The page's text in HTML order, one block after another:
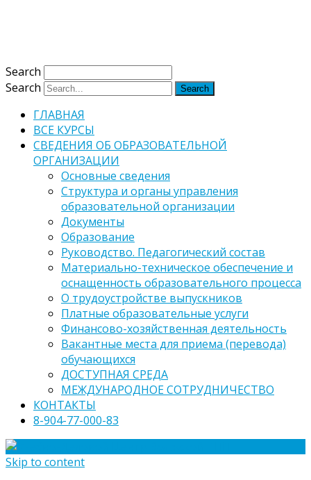
Search
Search
ГЛАВНАЯ
ВСЕ КУРСЫ
СВЕДЕНИЯ ОБ ОБРАЗОВАТЕЛЬНОЙ
ОРГАНИЗАЦИИ
Основные сведения
Структура и органы управления
образовательной организации
Документы
Образование
Руководство. Педагогический состав
Материально-техническое обеспечение и
оснащенность образовательного процесса
О трудоустройстве выпускников
Платные образовательные услуги
Финансово-хозяйственная деятельность
Вакантные места для приема (перевода)
обучающихся
ДОСТУПНАЯ СРЕДА
МЕЖДУНАРОДНОЕ СОТРУДНИЧЕСТВО
КОНТАКТЫ
8-904-77-000-83
Skip to content